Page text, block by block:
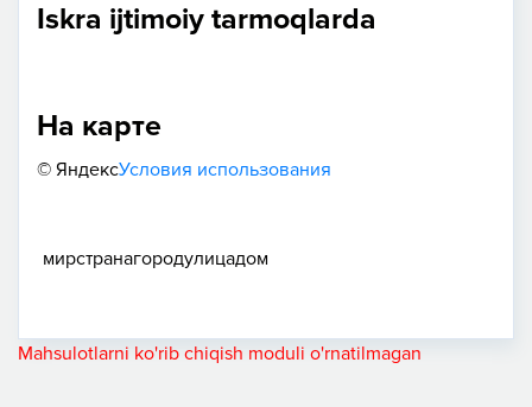
Iskra ijtimoiy tarmoqlarda
На карте
© ЯндексУсловия использования
мирстранагородулицадом
Mahsulotlarni ko'rib chiqish moduli o'rnatilmagan